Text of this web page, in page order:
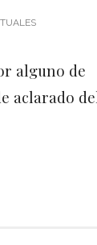
alguno de
aclarado